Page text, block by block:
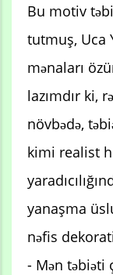
Bu motiv
tutmuş, Uca
mənaları
lazımdır ki,
növbədə,
kimi realist
yanaşma
nəfis
- Mən təbiəti